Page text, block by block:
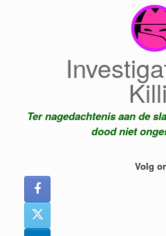
Ter nagedachtenis aan de
dood niet
Volg